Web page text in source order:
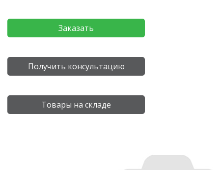
Заказать
Получить консультацию
Товары на складе